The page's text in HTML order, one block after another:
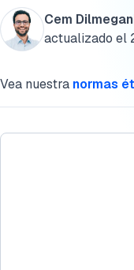
Cem
actualizado el
Vea nuestra normas
Preguntas frecuentes
Cita esta investigación